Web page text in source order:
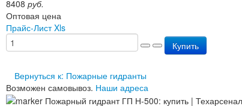
8408 руб.
Оптовая цена
Прайс-Лист Xls
Купить
Вернуться к: Пожарные гидранты
Возможен самовывоз. Наши адреса